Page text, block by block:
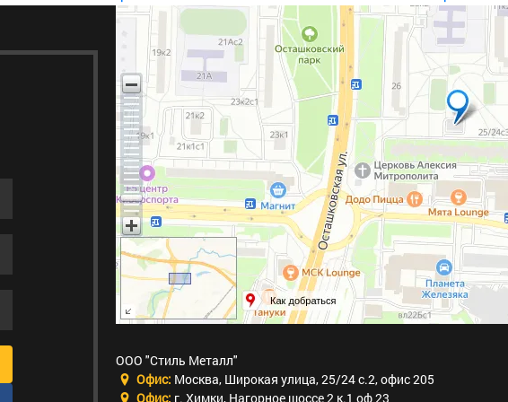
ООО "Стиль Металл"
Офис: Москва, Широкая улица, 25/24 с.2, офис 205
Офис: г. Химки, Нагорное шоссе 2 к.1 оф 23